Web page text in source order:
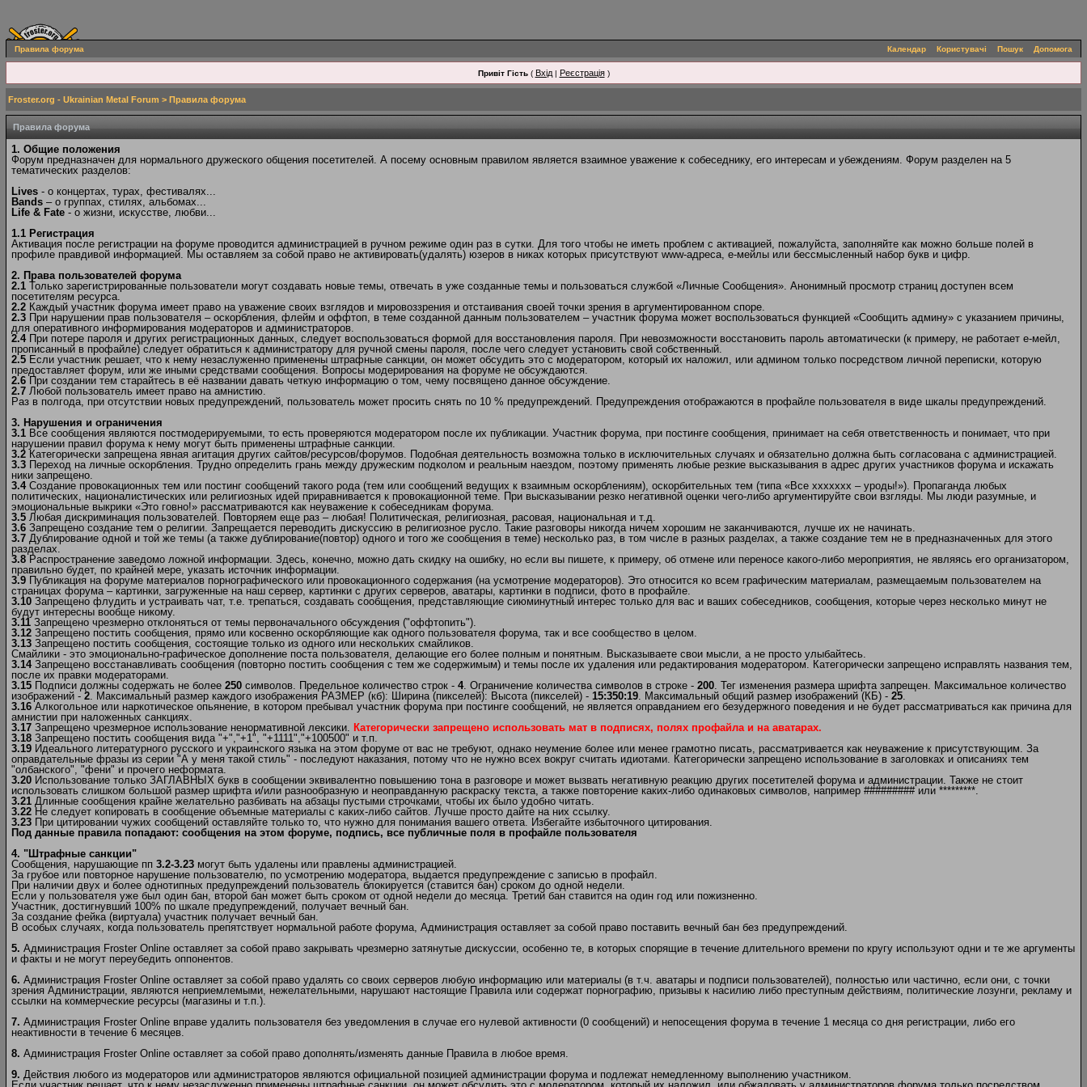
Правила форума Календар Користувачі Пошук Допомога
Привіт Гість( Вхід| Реєстрація)
Froster.org - Ukrainian Metal Forum > Правила форума
Правила форума
1. Общие положения
Форум предназначен для нормального дружеского общения посетителей. А посему основным правилом является взаимное уважение к собеседнику, его интересам и убеждениям. Форум разделен на 5
тематических разделов:
Lives - о концертах, турах, фестивалях...
Bands – о группах, стилях, альбомах...
Life & Fate - о жизни, искусстве, любви...
1.1 Регистрация
Активация после регистрации на форуме проводится администрацией в ручном режиме один раз в сутки. Для того чтобы не иметь проблем с активацией, пожалуйста, заполняйте как можно больше полей в
профиле правдивой информацией. Мы оставляем за собой право не активировать(удалять) юзеров в никах которых присутствуют www-адреса, е-мейлы или бессмысленный набор букв и цифр.
2. Права пользователей форума
2.1 Только зарегистрированные пользователи могут создавать новые темы, отвечать в уже созданные темы и пользоваться службой «Личные Сообщения». Анонимный просмотр страниц доступен всем
посетителям ресурса.
2.2 Каждый участник форума имеет право на уважение своих взглядов и мировоззрения и отстаивания своей точки зрения в аргументированном споре.
2.3 При нарушении прав пользователя – оскорбления, флейм и оффтоп, в теме созданной данным пользователем – участник форума может воспользоваться функцией «Сообщить админу» с указанием причины,
для оперативного информирования модераторов и администраторов.
2.4При потере пароля и других регистрационных данных, следует воспользоваться формой для восстановления пароля. При невозможности восстановить пароль автоматически (к примеру, не работает е-мейл,
прописанный в профайле) следует обратиться к администратору для ручной смены пароля, после чего следует установить свой собственный.
2.5 Если участник решает, что к нему незаслуженно применены штрафные санкции, он может обсудить это с модератором, который их наложил, или админом только посредством личной переписки, которую
предоставляет форум, или же иными средствами сообщения. Вопросы модерирования на форуме не обсуждаются.
2.6 При создании тем старайтесь в её названии давать четкую информацию о том, чему посвящено данное обсуждение.
2.7 Любой пользователь имеет право на амнистию.
Раз в полгода, при отсутствии новых предупреждений, пользователь может просить снять по 10 % предупреждений. Предупреждения отображаются в профайле пользователя в виде шкалы предупреждений.
3. Нарушения и ограничения
3.1 Все сообщения являются постмодерируемыми, то есть проверяются модератором после их публикации. Участник форума, при постинге сообщения, принимает на себя ответственность и понимает, что при
нарушении правил форума к нему могут быть применены штрафные санкции.
3.2 Категорически запрещена явная агитация других сайтов/ресурсов/форумов. Подобная деятельность возможна только в исключительных случаях и обязательно должна быть согласована с администрацией.
3.3 Переход на личные оскорбления. Трудно определить грань между дружеским подколом и реальным наездом, поэтому применять любые резкие высказывания в адрес других участников форума и искажать
ники запрещено.
3.4Создание провокационных тем или постинг сообщений такого рода (тем или сообщений ведущих к взаимным оскорблениям), оскорбительных тем (типа «Все ххххххх – уроды!»). Пропаганда любых
политических, националистических или религиозных идей приравнивается к провокационной теме. При высказывании резко негативной оценки чего-либо аргументируйте свои взгляды. Мы люди разумные, и
эмоциональные выкрики «Это говно!» рассматриваются как неуважение к собеседникам форума.
3.5 Любая дискриминация пользователей. Повторяем еще раз – любая! Политическая, религиозная, расовая, национальная и т.д.
3.6 Запрещено создание тем о религии. Запрещается переводить дискуссию в религиозное русло. Такие разговоры никогда ничем хорошим не заканчиваются, лучше их не начинать.
3.7 Дублирование одной и той же темы (а также дублирование(повтор) одного и того же сообщения в теме) несколько раз, в том числе в разных разделах, а также создание тем не в предназначенных для этого
разделах.
3.8 Распространение заведомо ложной информации. Здесь, конечно, можно дать скидку на ошибку, но если вы пишете, к примеру, об отмене или переносе какого-либо мероприятия, не являясь его организатором,
правильно будет, по крайней мере, указать источник информации.
3.9 Публикация на форуме материалов порнографического или провокационного содержания (на усмотрение модераторов). Это относится ко всем графическим материалам, размещаемым пользователем на
страницах форума – картинки, загруженные на наш сервер, картинки с других серверов, аватары, картинки в подписи, фото в профайле.
3.10 Запрещено флудить и устраивать чат, т.е. трепаться, создавать сообщения, представляющие сиюминутный интерес только для вас и ваших собеседников, сообщения, которые через несколько минут не
будут интересны вообще никому.
3.11 Запрещено чрезмерно отклоняться от темы первоначального обсуждения ("оффтопить").
3.12 Запрещено постить сообщения, прямо или косвенно оскорбляющие как одного пользователя форума, так и все сообщество в целом.
3.13 Запрещено постить сообщения, состоящие только из одного или нескольких смайликов.
Смайлики - это эмоционально-графическое дополнение поста пользователя, делающие его более полным и понятным. Высказываете свои мысли, а не просто улыбайтесь.
3.14Запрещено восстанавливать сообщения (повторно постить сообщения с тем же содержимым) и темы после их удаления или редактирования модератором. Категорически запрещено исправлять названия тем,
после их правки модераторами.
3.15 Подписи должны содержать не более 250 символов. Предельное количество строк - 4. Ограничение количества символов в строке - 200. Тег изменения размера шрифта запрещен. Максимальное количество
изображений - 2. Максимальный размер каждого изображения РАЗМЕР (кб): Ширина (пикселей): Высота (пикселей) - 15:350:19. Максимальный общий размер изображений (КБ) - 25.
3.16 Алкогольное или наркотическое опьянение, в котором пребывал участник форума при постинге сообщений, не является оправданием его безудержного поведения и не будет рассматриваться как причина для
амнистии при наложенных санкциях.
3.17 Запрещено чрезмерное использование ненормативной лексики. Категорически запрещено использовать мат в подписях, полях профайла и на аватарах.
3.18 Запрещено постить сообщения вида "+","+1", "+1111","+100500" и т.п.
3.19 Идеального литературного русского и украинского языка на этом форуме от вас не требуют, однако неумение более или менее грамотно писать, рассматривается как неуважение к присутствующим. За
оправдательные фразы из серии "А у меня такой стиль" - последуют наказания, потому что не нужно всех вокруг считать идиотами. Категорически запрещено использование в заголовках и описаниях тем
"олбанского", "фени" и прочего неформата.
3.20 Использование только ЗАГЛАВНЫХ букв в сообщении эквивалентно повышению тона в разговоре и может вызвать негативную реакцию других посетителей форума и администрации. Также не стоит
использовать слишком большой размер шрифта и/или разнообразную и неоправданную раскраску текста, а также повторение каких-либо одинаковых символов, например ######### или *********.
3.21 Длинные сообщения крайне желательно разбивать на абзацы пустыми строчками, чтобы их было удобно читать.
3.22 Не следует копировать в сообщение объемные материалы c каких-либо сайтов. Лучше просто дайте на них ссылку.
3.23 При цитировании чужих сообщений оставляйте только то, что нужно для понимания вашего ответа. Избегайте избыточного цитирования.
Под данные правила попадают: сообщения на этом форуме, подпись, все публичные поля в профайле пользователя
4. "Штрафные санкции"
Сообщения, нарушающие пп 3.2-3.23 могут быть удалены или правлены администрацией.
За грубое или повторное нарушение пользователю, по усмотрению модератора, выдается предупреждение с записью в профайл.
При наличии двух и более однотипных предупреждений пользователь блокируется (ставится бан) сроком до одной недели.
Если у пользователя уже был один бан, второй бан может быть сроком от одной недели до месяца. Третий бан ставится на один год или пожизненно.
Участник, достигнувший 100% по шкале предупреждений, получает вечный бан.
За создание фейка (виртуала) участник получает вечный бан.
В особых случаях, когда пользователь препятствует нормальной работе форума, Администрация оставляет за собой право поставить вечный бан без предупреждений.
5. Администрация Froster Online оставляет за собой право закрывать чрезмерно затянутые дискуссии, особенно те, в которых спорящие в течение длительного времени по кругу используют одни и те же аргументы
и факты и не могут переубедить оппонентов.
6. Администрация Froster Online оставляет за собой право удалять со своих серверов любую информацию или материалы (в т.ч. аватары и подписи пользователей), полностью или частично, если они, с точки
зрения Администрации, являются неприемлемыми, нежелательными, нарушают настоящие Правила или содержат порнографию, призывы к насилию либо преступным действиям, политические лозунги, рекламу и
ссылки на коммерческие ресурсы (магазины и т.п.).
7. Администрация Froster Online вправе удалить пользователя без уведомления в случае его нулевой активности (0 сообщений) и непосещения форума в течение 1 месяца со дня регистрации, либо его
неактивности в течение 6 месяцев.
8. Администрация Froster Online оставляет за собой право дополнять/изменять данные Правила в любое время.
9. Действия любого из модераторов или администраторов являются официальной позицией администрации форума и подлежат немедленному выполнению участником.